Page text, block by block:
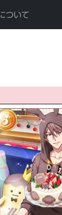
ついて